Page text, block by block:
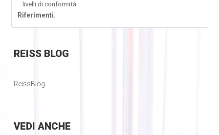
livelli di conformità.
Riferimenti.
REISSBLOG
ReissBlog
VEDI ANCHE